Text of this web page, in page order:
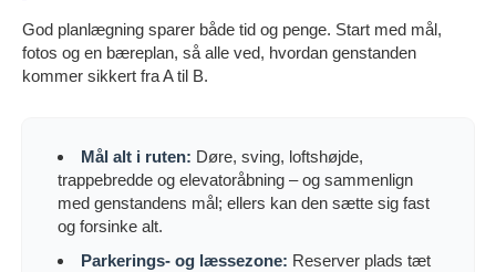
God planlægning sparer både tid og penge. Start med mål,
fotos og en bæreplan, så alle ved, hvordan genstanden
kommer sikkert fra A til B.
Mål alt i ruten: Døre, sving, loftshøjde,
trappebredde og elevatoråbning – og sammenlign
med genstandens mål; ellers kan den sætte sig fast
og forsinke alt.
Parkerings- og læssezone: Reserver plads tæt